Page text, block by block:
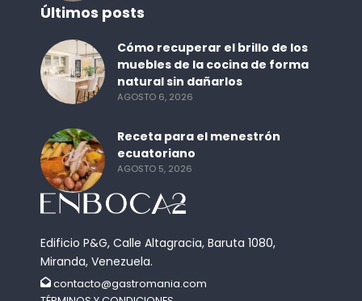
Edificio P&G, Calle Altagracia, Baruta 1080,
Miranda, Venezuela.
contacto@gastromania.com
Últimos posts
Cómo recuperar el brillo de los
muebles de la cocina de forma
natural sin dañarlos
AGOSTO 6, 2026
Receta para el menestrón
ecuatoriano
AGOSTO 5, 2026